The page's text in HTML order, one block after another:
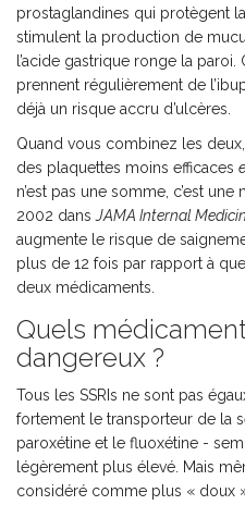
prostaglandines qui protègent
stimulent la production de
l’acide gastrique ronge la
prennent régulièrement de
déjà un risque accru d’ulcères.
Quand vous combinez les
des plaquettes moins efficaces
n’est pas une somme, c’est
2002 dans JAMA Internal
augmente le risque de
plus de 12 fois par rapport à
deux médicaments.
Quels
dangereux ?
Tous les SSRIs ne sont pas
fortement le transporteur de la
paroxétine et le fluoxétine -
légèrement plus élevé. Mais
considéré comme plus « doux